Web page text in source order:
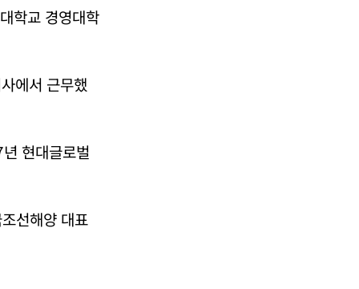
학교 경영대학
에서 근무했
현대글로벌
선해양 대표